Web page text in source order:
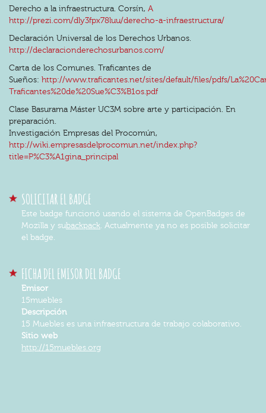
Derecho a la infraestructura. Corsín, A
http://prezi.com/dly3fpx78luu/derecho-a-infraestructura/
Declaración Universal de los Derechos Urbanos.
http://declaracionderechosurbanos.com/
Carta de los Comunes. Traficantes de
Sueños: http://www.traficantes.net/sites/default/files/pdfs/
Traficantes%20de%20Sue%C3%B1os.pdf
Clase Basurama Máster UC3M sobre arte y participación. En
preparación.
Investigación Empresas del Procomún,
http://wiki.empresasdelprocomun.net/index.php?
title=P%C3%A1gina_principal
SOLICITAR EL BADGE
Este badge funcionó usando el sistema de OpenBadges de
Mozilla y subackpack. Actualmente ya no es posible solicitar
el badge.
FICHA DEL EMISOR DEL BADGE
Emisor
15muebles
Descripción
15 Muebles es una infraestructura de trabajo colaborativo.
Sitio web
http://15muebles.org